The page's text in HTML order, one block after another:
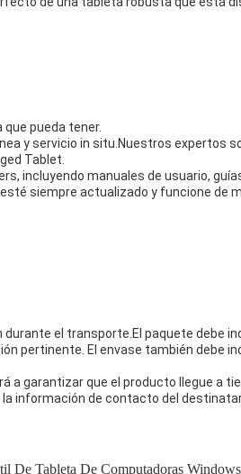
pueda tener.
y servicio in situ.Nuestros expertos
Tablet.
incluyendo manuales de usuario,
siempre actualizado y funcione de
el transporte.El paquete debe
pertinente. El envase también debe
a garantizar que el producto llegue a
información de contacto del
De Tableta De Computadoras Windows